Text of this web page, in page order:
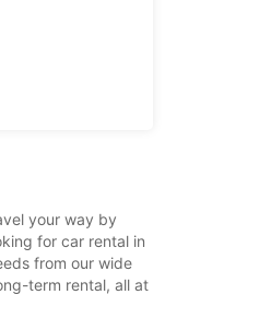
your way by
for car rental in
from our wide
term rental, all at